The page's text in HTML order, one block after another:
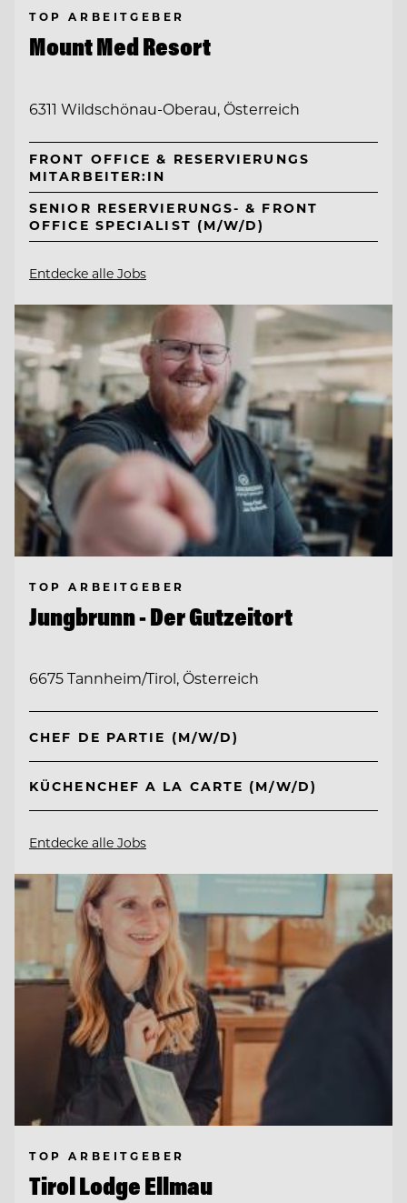
TOP ARBEITGEBER
Mount Med Resort
6311 Wildschönau-Oberau, Österreich
FRONT OFFICE & RESERVIERUNGS
MITARBEITER:IN
SENIOR RESERVIERUNGS- & FRONT
OFFICE SPECIALIST (M/W/D)
Entdecke alle Jobs
TOP ARBEITGEBER
Jungbrunn - Der Gutzeitort
6675 Tannheim/Tirol, Österreich
CHEF DE PARTIE (M/W/D)
KÜCHENCHEF A LA CARTE (M/W/D)
Entdecke alle Jobs
TOP ARBEITGEBER
Tirol Lodge Ellmau